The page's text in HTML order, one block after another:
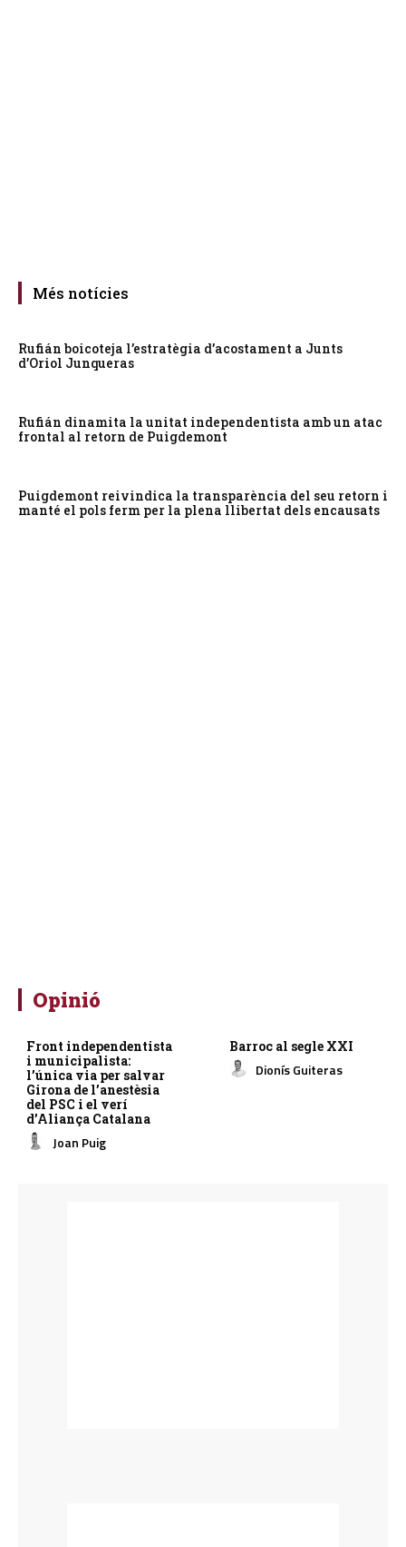
Més notícies
Rufián boicoteja l’estratègia d’acostament a Junts
d’Oriol Junqueras
Rufián dinamita la unitat independentista amb un atac
frontal al retorn de Puigdemont
Puigdemont reivindica la transparència del seu retorn i
manté el pols ferm per la plena llibertat dels encausats
Opinió
Front independentista
i municipalista:
l’única via per salvar
Girona de l’anestèsia
del PSC i el verí
d’Aliança Catalana
Joan Puig
Barroc al segle XXI
Dionís Guiteras